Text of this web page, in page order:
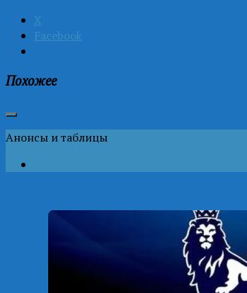
X
Facebook
Похожее
Анонсы и таблицы